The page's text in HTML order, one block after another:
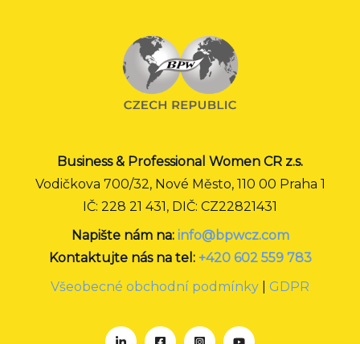
Business & Professional Women CR z.s.
Vodičkova 700/32, Nové Město, 110 00 Praha 1
IČ: 228 21 431, DIČ: CZ22821431
Napište nám na: info@bpwcz.com
Kontaktujte nás na tel: +420 602 559 783
Všeobecné obchodní podmínky
GDPR